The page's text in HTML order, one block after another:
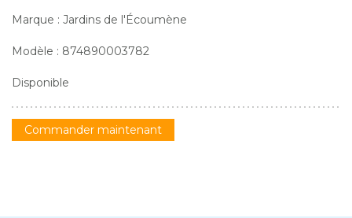
Marque : Jardins de l'Écoumène
Modèle : 874890003782
Disponible
Commander maintenant